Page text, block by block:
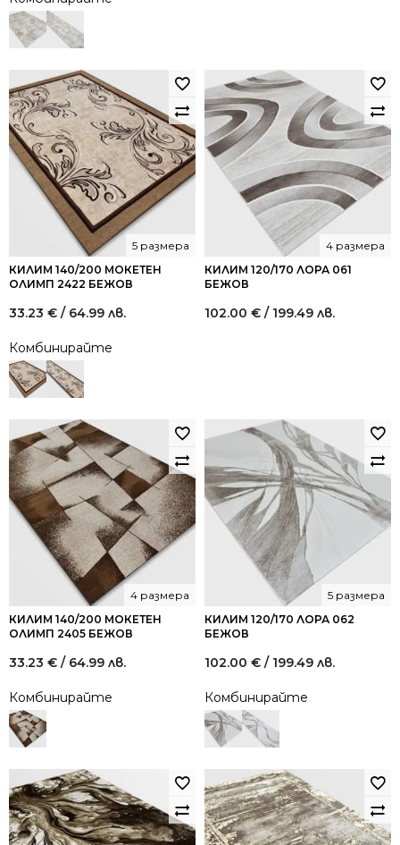
КИЛИМ 140/200 МОКЕТЕН
ОЛИМП 2422 БЕЖОВ
5 размера
33.23 € / 64.99 лв.
Комбинирайте
КИЛИМ 120/170 ЛОРА 061
БЕЖОВ
4 размера
102.00 € / 199.49 лв.
КИЛИМ 140/200 МОКЕТЕН
ОЛИМП 2405 БЕЖОВ
4 размера
33.23 € / 64.99 лв.
Комбинирайте
КИЛИМ 120/170 ЛОРА 062
БЕЖОВ
5 размера
102.00 € / 199.49 лв.
Комбинирайте